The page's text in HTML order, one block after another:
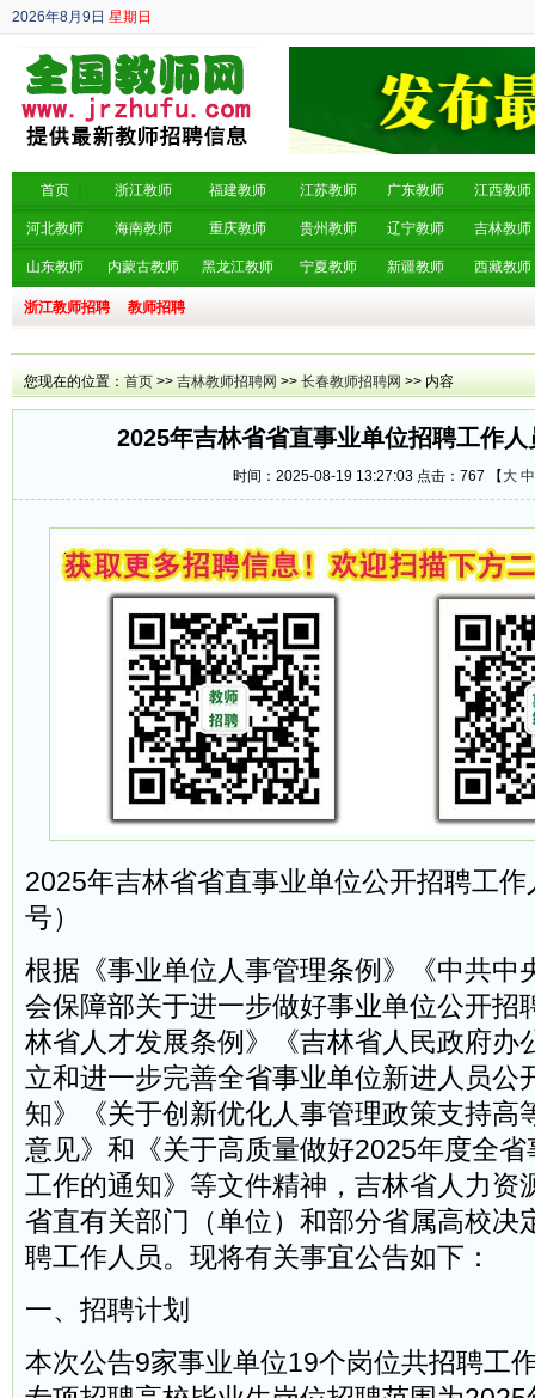
2026年8月9日 星期日
丙午年 六月廿七
首页 浙江教师 福建教师 江苏教师 广东教师 江西教师
河北教师 海南教师 重庆教师 贵州教师 辽宁教师 吉林教师
山东教师 内蒙古教师 黑龙江教师 宁夏教师 新疆教师 西藏教师
浙江教师招聘 教师招聘
您现在的位置： 首页 >> 吉林教师招聘网 >> 长春教师招聘网 >> 内容
2025年吉林省省直事业单位招聘工作
时间：2025-08-19 13:27:03 点击： 767 【 大 中
2025年吉林省省直事业单位公开招聘工
号）
根据《事业单位人事管理条例》《中共中
会保障部关于进一步做好事业单位公开招
林省人才发展条例》《吉林省人民政府办
立和进一步完善全省事业单位新进人员公
知》《关于创新优化人事管理政策支持高
意见》和《关于高质量做好2025年度全
工作的通知》等文件精神，吉林省人力资
省直有关部门（单位）和部分省属高校决
聘工作人员。现将有关事宜公告如下：
一、招聘计划
本次公告9家事业单位19个岗位共招聘工